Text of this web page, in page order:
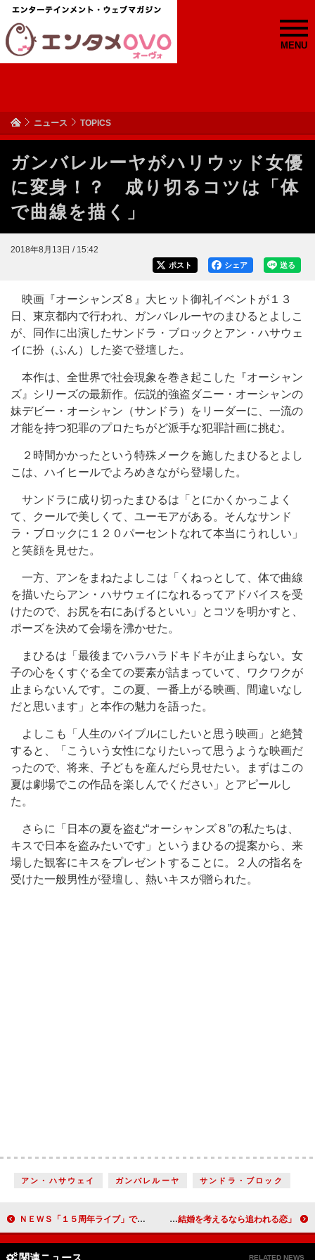
MENU
ニュース TOPICS
ガンバレルーヤがハリウッド女優
に変身！？ 成り切るコツは「体
で曲線を描く」
2018年8月13日 / 15:42
送る
シェア
ポスト
映画『オーシャンズ８』大ヒット御礼イベントが１３
日、東京都内で行われ、ガンバレルーヤのまひるとよしこ
が、同作に出演したサンドラ・ブロックとアン・ハサウェ
イに扮（ふん）した姿で登壇した。
本作は、全世界で社会現象を巻き起こした『オーシャン
ズ』シリーズの最新作。伝説的強盗ダニー・オーシャンの
妹デビー・オーシャン（サンドラ）をリーダーに、一流の
才能を持つ犯罪のプロたちがど派手な犯罪計画に挑む。
２時間かかったという特殊メークを施したまひるとよし
こは、ハイヒールでよろめきながら登場した。
サンドラに成り切ったまひるは「とにかくかっこよく
て、クールで美しくて、ユーモアがある。そんなサンド
ラ・ブロックに１２０パーセントなれて本当にうれしい」
と笑顔を見せた。
一方、アンをまねたよしこは「くねっとして、体で曲線
を描いたらアン・ハサウェイになれるってアドバイスを受
けたので、お尻を右にあげるといい」とコツを明かすと、
ポーズを決めて会場を沸かせた。
まひるは「最後までハラハラドキドキが止まらない。女
子の心をくすぐる全ての要素が詰まっていて、ワクワクが
止まらないんです。この夏、一番上がる映画、間違いなし
だと思います」と本作の魅力を語った。
よしこも「人生のバイブルにしたいと思う映画」と絶賛
すると、「こういう女性になりたいって思うような映画だ
ったので、将来、子どもを産んだら見せたい。まずはこの
夏は劇場でこの作品を楽しんでください」とアピールし
た。
さらに「日本の夏を盗む“オーシャンズ８”の私たちは、
キスで日本を盗みたいです」というまひるの提案から、来
場した観客にキスをプレゼントすることに。２人の指名を
受けた一般男性が登壇し、熱いキスが贈られた。
アン・ハサウェイ ガンバレルーヤ サンドラ・ブロック
ＮＥＷＳ「１５周年ライブ」でファンへの感謝を伝える 小山慶一郎「もう一度、初心に戻って頑張る」 葵わかな、現実的すぎる恋愛観を明かす 「結婚を考えるなら追われる恋」
関連ニュース RELATED NEWS